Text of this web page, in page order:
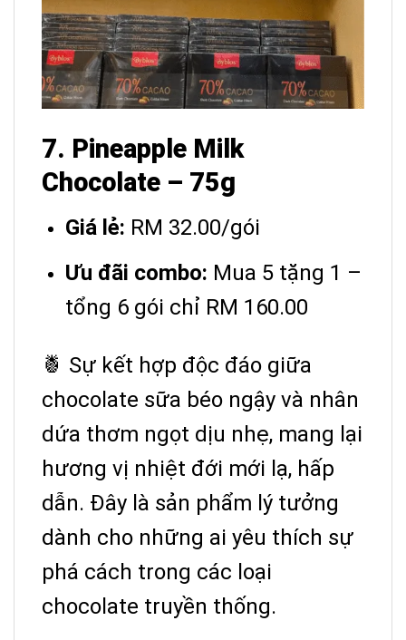
7. Pineapple Milk
Chocolate – 75g
Giá lẻ: RM 32.00/gói
Ưu đãi combo: Mua 5 tặng 1 –
tổng 6 gói chỉ RM 160.00
🍍 Sự kết hợp độc đáo giữa
chocolate sữa béo ngậy và nhân
dứa thơm ngọt dịu nhẹ, mang lại
hương vị nhiệt đới mới lạ, hấp
dẫn. Đây là sản phẩm lý tưởng
dành cho những ai yêu thích sự
phá cách trong các loại
chocolate truyền thống.